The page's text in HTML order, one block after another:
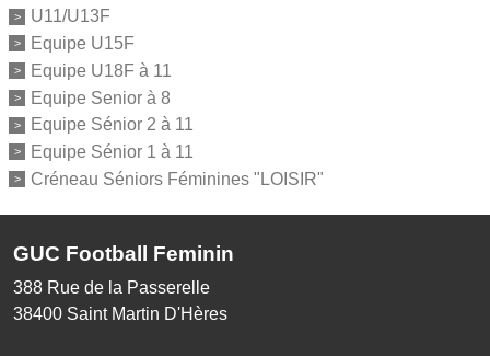
U11/U13F
Equipe U15F
Equipe U18F à 11
Equipe Senior à 8
Equipe Sénior 2 à 11
Equipe Sénior 1 à 11
Créneau Séniors Féminines "LOISIR"
GUC Football Feminin
388 Rue de la Passerelle
38400 Saint Martin D'Hères